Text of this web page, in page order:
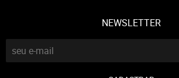
NEWSLETTER